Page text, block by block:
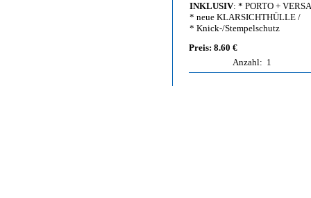
INKLUSIV: * PORTO +
* neue KLARSICHTHÜLLE /
* Knick-/Stempelschutz
Preis: 8.60 €
Anzahl: 1